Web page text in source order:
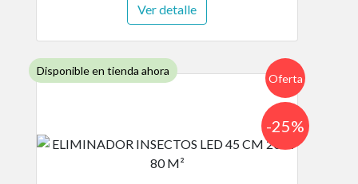
Ver detalle
Disponible en tienda ahora
Oferta
-25%